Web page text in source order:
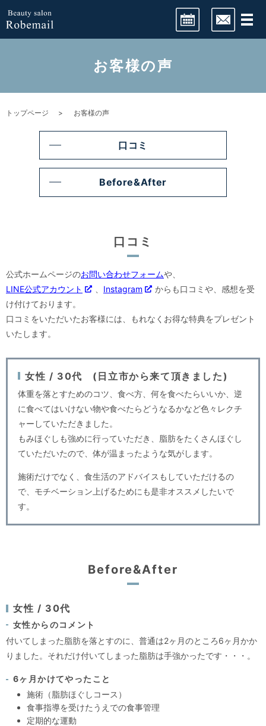
お客様の声
トップページ お客様の声
口コミ
Before&After
口コミ
公式ホームページのお問い合わせフォームや、
LINE公式アカウント
Instagram
からも口コミや、感想を受
け付けております。
口コミをいただいたお客様には、もれなくお得な特典をプレゼント
いたします。
女性 / 30代 (日立市から来て頂きました)
体重を落とすためのコツ、食べ方、何を食べたらいいか、逆
に食べてはいけない物や食べたらどうなるかなど色々レクチ
ャーしていただきました。
もみほぐしも強めに行っていただき、脂肪をたくさんほぐし
ていただいたので、体が温まったような気がします。
施術だけでなく、食生活のアドバイスもしていただけるの
で、モチベーション上げるためにも是非オススメしたいで
す。
Before&After
女性 / 30代
女性からのコメント
付いてしまった脂肪を落とすのに、普通は2ヶ月のところ6ヶ月かか
りました。それだけ付いてしまった脂肪は手強かったです・・・。
6ヶ月かけてやったこと
施術（脂肪ほぐしコース）
食事指導を受けたうえでの食事管理
定期的な運動